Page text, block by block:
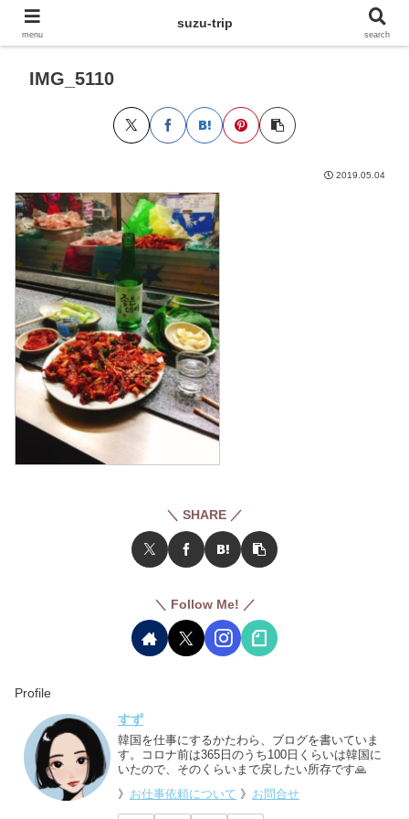
IMG_5110
2019.05.04
＼ SHARE ／
＼ Follow Me! ／
Profile
すず
韓国を仕事にするかたわら、ブログを書いていま
す。コロナ前は365日のうち100日くらいは韓国に
いたので、そのくらいまで戻したい所存です🙏
》 お仕事依頼について 》 お問合せ
menu
suzu-trip
search